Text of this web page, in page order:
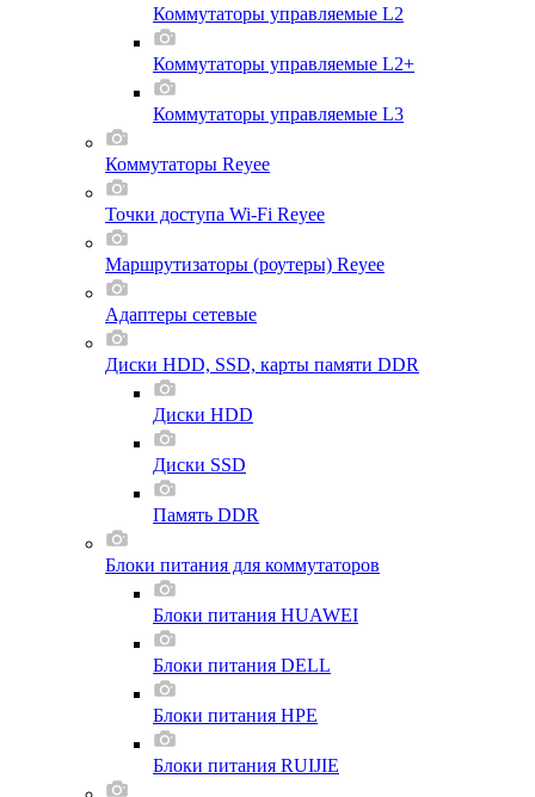
Коммутаторы управляемые L2
Коммутаторы управляемые L2+
Коммутаторы управляемые L3
Коммутаторы Reyee
Точки доступа Wi-Fi Reyee
Маршрутизаторы (роутеры) Reyee
Адаптеры сетевые
Диски HDD, SSD, карты памяти DDR
Диски HDD
Диски SSD
Память DDR
Блоки питания для коммутаторов
Блоки питания HUAWEI
Блоки питания DELL
Блоки питания HPE
Блоки питания RUIJIE